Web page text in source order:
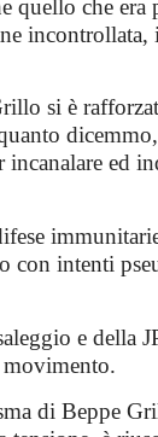
quello che era
si è
ed
con intenti
e della
movimento.
di Beppe